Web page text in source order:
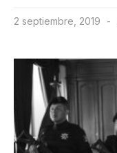
2 septiembre, 2019